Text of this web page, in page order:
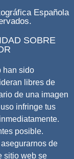
Española
SOBRE
han sido
libres de
de una imagen
infringe tus
posible.
de
sitio web se